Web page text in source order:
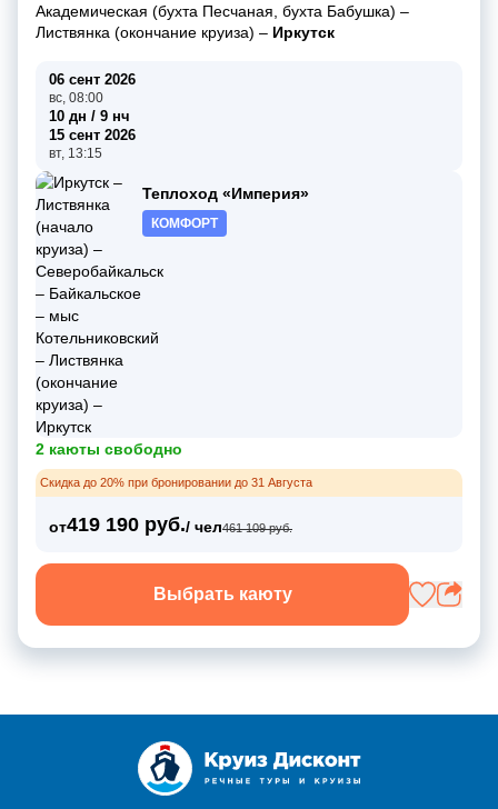
Академическая (бухта Песчаная, бухта Бабушка) –
Листвянка (окончание круиза) – Иркутск
06 сент 2026
вс, 08:00
10 дн / 9 нч
15 сент 2026
вт, 13:15
Теплоход «Империя»
КОМФОРТ
2 каюты свободно
Скидка до 20% при бронировании до 31 Августа
от419 190 руб./ чел461 109 руб.
Выбрать каюту